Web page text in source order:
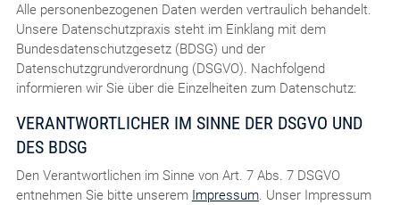
Alle personenbezogenen Daten werden vertraulich behandelt.
Unsere Datenschutzpraxis steht im Einklang mit dem
Bundesdatenschutzgesetz (BDSG) und der
Datenschutzgrundverordnung (DSGVO). Nachfolgend
informieren wir Sie über die Einzelheiten zum Datenschutz:
VERANTWORTLICHER IM SINNE DER DSGVO UND
DES BDSG
Den Verantwortlichen im Sinne von Art. 7 Abs. 7 DSGVO
entnehmen Sie bitte unserem Impressum. Unser Impressum